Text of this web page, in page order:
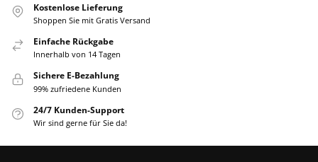
Kostenlose Lieferung
Shoppen Sie mit Gratis Versand
Einfache Rückgabe
Innerhalb von 14 Tagen
Sichere E-Bezahlung
99% zufriedene Kunden
24/7 Kunden-Support
Wir sind gerne für Sie da!